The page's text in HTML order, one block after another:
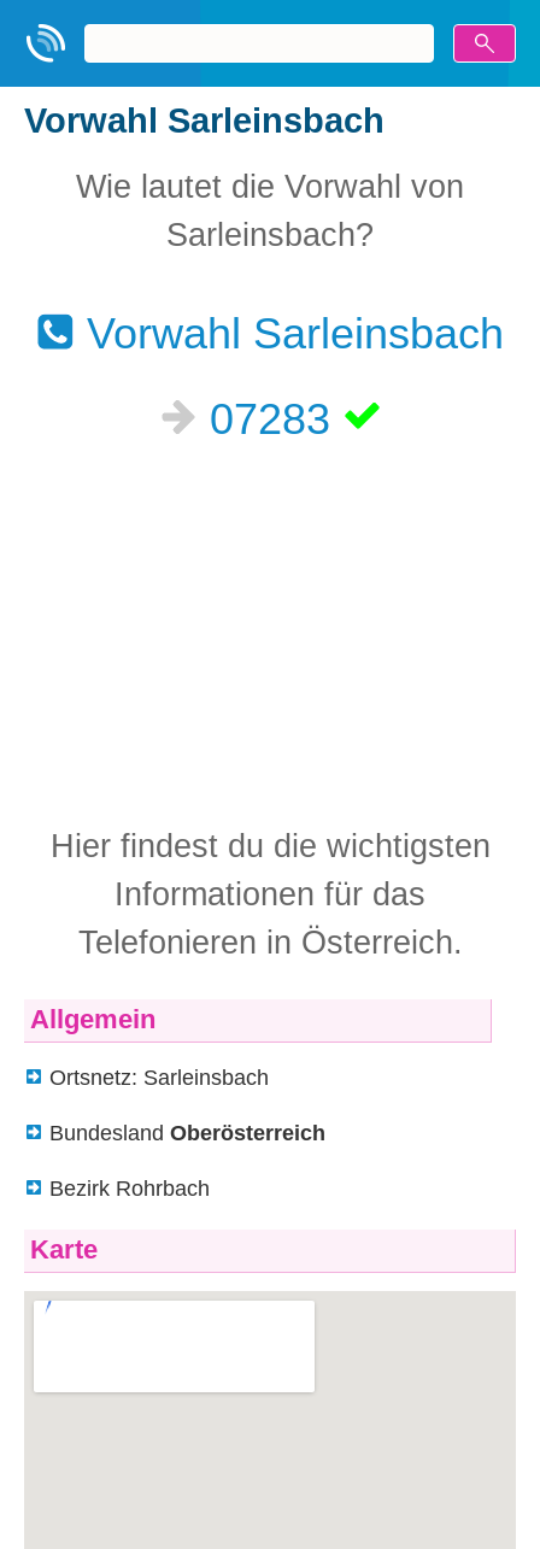
Vorwahl Sarleinsbach
Wie lautet die Vorwahl von
Sarleinsbach?
Vorwahl Sarleinsbach
07283
Hier findest du die wichtigsten
Informationen für das
Telefonieren in Österreich.
Allgemein
Ortsnetz: Sarleinsbach
Bundesland Oberösterreich
Bezirk Rohrbach
Karte